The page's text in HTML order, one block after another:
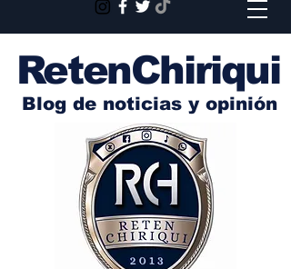
RetenChiriqui
Blog de noticias y opinión